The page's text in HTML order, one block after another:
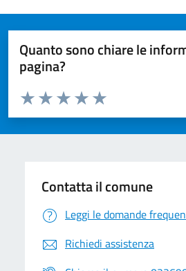
Quanto sono chiare le
pagina?
Valuta da 1 a 5 stelle la pagina
Valuta 5 stelle su 5
Valuta 4 stelle su 5
Valuta 3 stelle su 5
Valuta 2 stelle su 5
Valuta 1 stelle su 5
Contatta il comune
Leggi le domande
Richiedi assistenza